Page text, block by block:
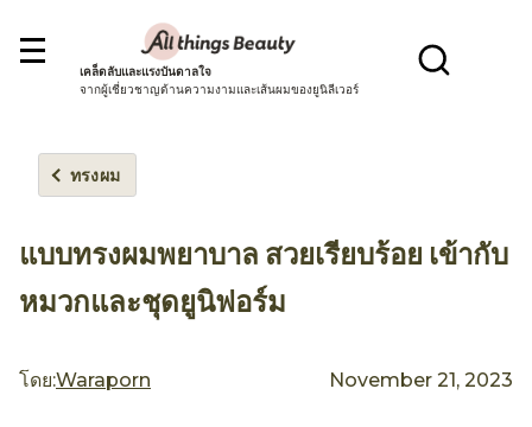
เคล็ดลับและแรงบันดาลใจ
จากผู้เชี่ยวชาญด้านความงามและเส้นผมของยูนิลีเวอร์
ทรงผม
แบบทรงผมพยาบาล สวยเรียบร้อย เข้ากับ
หมวกและชุดยูนิฟอร์ม
โดย:Waraporn November 21, 2023